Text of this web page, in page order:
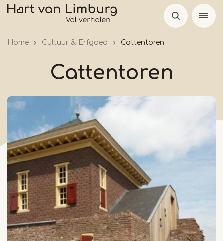
Skip
Home Cultuur & Erfgoed Cattentoren
Cattentoren